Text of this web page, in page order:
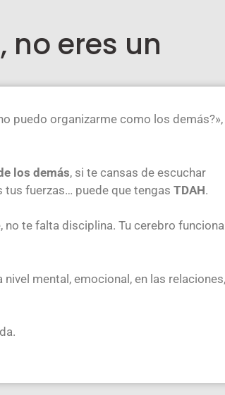
no eres un
puedo organizarme como los demás?»,
los demás, si te cansas de escuchar
tus fuerzas… puede que tengas TDAH.
no te falta disciplina. Tu cerebro
nivel mental, emocional, en las